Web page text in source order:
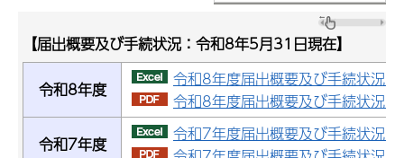
【届出概要及び手続状況：令和8年5月31日現在】
令和8年度
令和8年度届出概要及び手続状況
令和8年度届出概要及び手続状況
令和7年度
令和7年度届出概要及び手続状況